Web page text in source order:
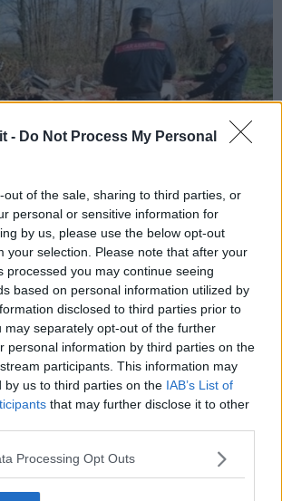
- Do Not Process My Personal
out of the sale, sharing to third parties, or
personal or sensitive information for
by us, please use the below opt-out
your selection. Please note that after your
processed you may continue seeing
based on personal information utilized by
disclosed to third parties prior to
may separately opt-out of the further
personal information by third parties on the
participants. This information may
by us to third parties on the IAB’s List of
that may further disclose it to other
Processing Opt Outs
in una nota, in particolare, a seguito di
settore dello smaltimento di rifiuti, i militari
gestione di terre e rocce da scavo di circa
violando la normativa del codice
come riferiscono i carabinieri, essendo stato
al di fuori del sito di produzione,
disciplina.
una